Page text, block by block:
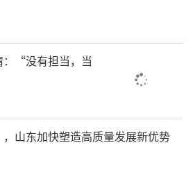
：“没有担当，当
山东加快塑造高质量发展新优势